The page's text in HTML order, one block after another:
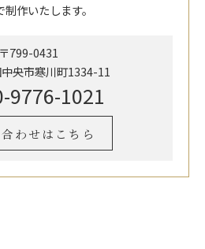
作いたします。
〒799-0431
央市寒川町1334-11
9776-1021
わせはこちら